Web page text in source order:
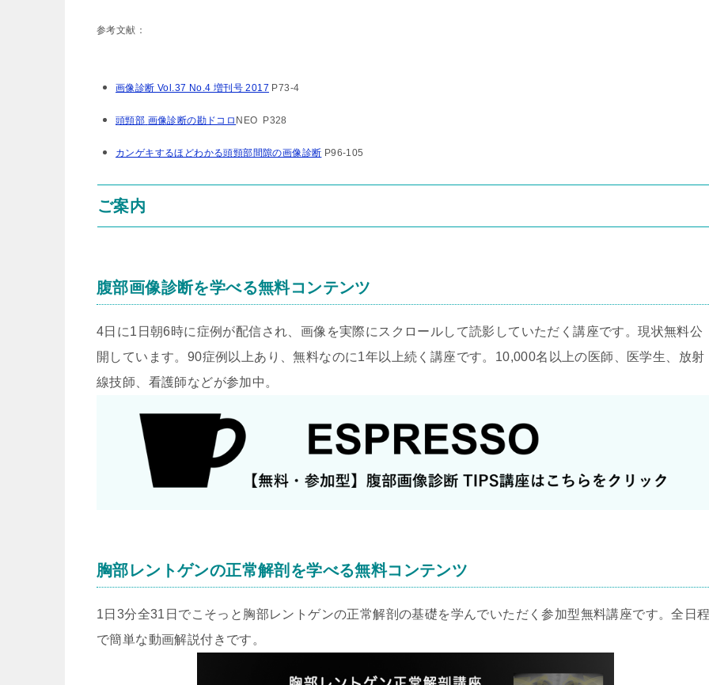
参考文献：
画像診断 Vol.37 No.4 増刊号 2017 P73-4
頭頸部 画像診断の勘ドコロ NEO P328
カンゲキするほどわかる頭頸部間隙の画像診断 P96-105
ご案内
腹部画像診断を学べる無料コンテンツ
4日に1日朝6時に症例が配信され、画像を実際にスクロールして読影していただく講座です。現状無料公
開しています。90症例以上あり、無料なのに1年以上続く講座です。10,000名以上の医師、医学生、放射
線技師、看護師などが参加中。
胸部レントゲンの正常解剖を学べる無料コンテンツ
1日3分全31日でこそっと胸部レントゲンの正常解剖の基礎を学んでいただく参加型無料講座です。全日
で簡単な動画解説付きです。